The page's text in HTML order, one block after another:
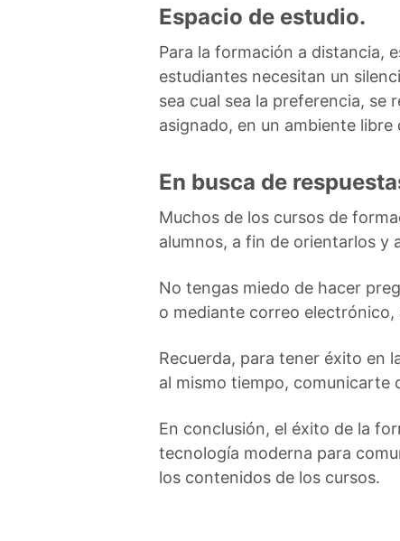
Espacio de estudio.
Para la formación a distancia,
estudiantes necesitan un
sea cual sea la preferencia, se
asignado, en un ambiente
En busca de
Muchos de los cursos de
alumnos, a fin de orientarlos y
No tengas miedo de hacer
o mediante correo
Recuerda, para tener éxito en
al mismo tiempo, comunicarte
En conclusión, el éxito de la
tecnología moderna para
los contenidos de los cursos.